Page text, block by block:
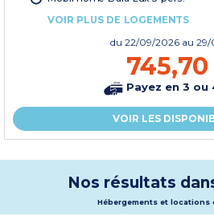
VOIR PLUS DE LOGEMENTS
du 22/09/2026 au
Payez en 3 ou
VOIR LES
Nos résultats
Hébergements et locations